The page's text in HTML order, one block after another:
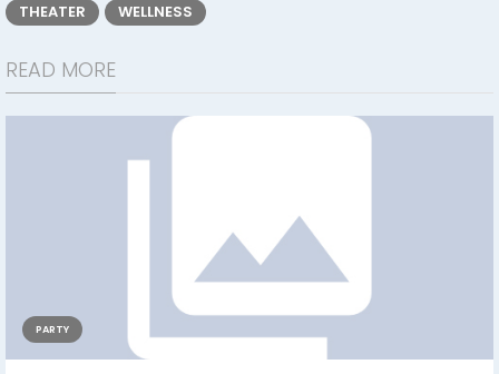
THEATER
WELLNESS
READ MORE
PARTY